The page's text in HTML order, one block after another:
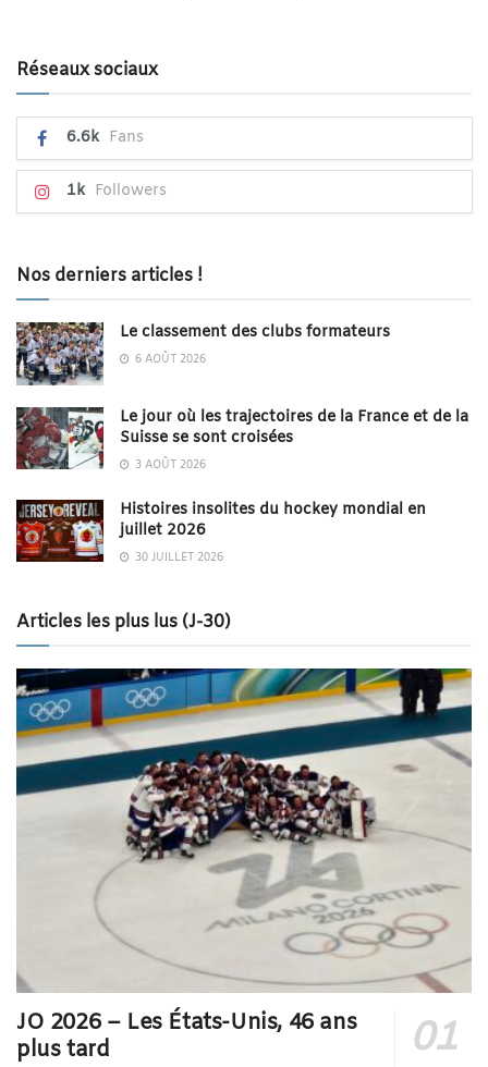
Réseaux sociaux
6.6k Fans
1k Followers
Nos derniers articles !
Le classement des clubs formateurs
6 AOÛT 2026
Le jour où les trajectoires de la France et de la
Suisse se sont croisées
3 AOÛT 2026
Histoires insolites du hockey mondial en
juillet 2026
30 JUILLET 2026
Articles les plus lus (J-30)
JO 2026 – Les États-Unis, 46 ans
plus tard